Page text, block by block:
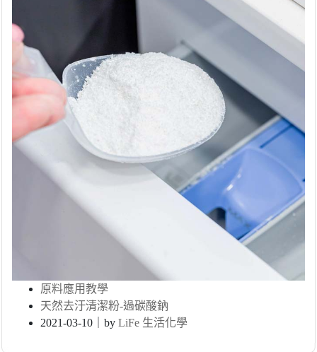
原料應用教學
天然去汙清潔粉-過碳酸鈉
2021-03-10｜by LiFe 生活化學